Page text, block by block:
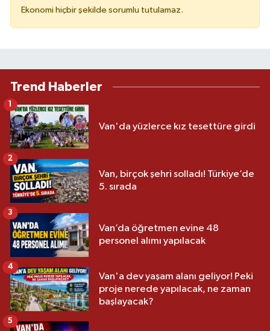
Ekonomi hiçbir şekilde sorumlu tutulamaz.
Trend Haberler
Van'da yüzlerce kız tesettüre girdi
1
Van, birçok şehri solladı! Türkiye’de
5. sırada
2
Van’da öğretmen evine 48
personel alımı yapılacak
3
Van'a dev yaşam alanı geliyor! Peki
proje nerede yapılacak, ne zaman
başlayacak?
4
5